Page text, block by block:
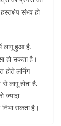
संभव हो
लागू हुआ है,
हो सकता है।
लर्निंग
लागू होता है,
ज्यादा
सकता है।